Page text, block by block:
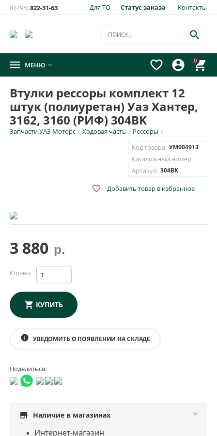
Для ТО Статус заказа Контакты
8 (495)822-31-63
0




 МЕНЮ 
Втулки рессоры комплект 12
штук (полиуретан) Уаз Хантер,
3162, 3160 (РИФ) 304BK
Запчасти УАЗ Моторс / Ходовая часть / Рессоры /
Код товара: УМ004913
Каталожный номер:
Артикул: 304BK
 Добавить товар в избранное
3 880 р.
Кол-во:
КУПИТЬ
info УВЕДОМИТЬ О ПОЯВЛЕНИИ НА СКЛАДЕ
товара:
×
Втулки рессоры комплект 12 штук (полиуретан) Уаз
Хантер, 3162, 3160 (РИФ) 304BK
E-mail для уведомления письмом
Номер телефона для SMS уведомления
Поделиться:
store Наличие в магазинах
Интернет-магазин